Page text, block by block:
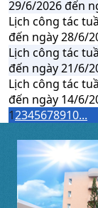
29/6/2026 đến
Lịch công tác
đến ngày 28/6/
Lịch công tác
đến ngày 21/6/
Lịch công tác
đến ngày 14/6/
12345678910...